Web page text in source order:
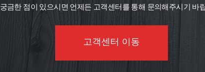
궁금한 점이 있으시면 언제든 고객센터를 통해 문의해주시기 바
고객센터 이동